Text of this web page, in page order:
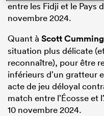
entre les Fidji et le Pays
novembre 2024.
Quant à Scott
situation plus délicate
reconnaître), pour être
inférieurs d’un gratteur
acte de jeu déloyal
match entre l’Écosse et
10 novembre 2024.